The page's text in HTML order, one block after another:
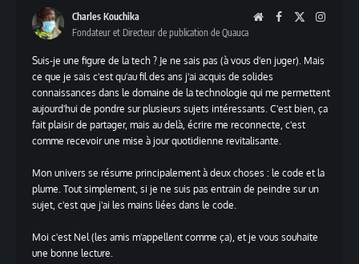
Charles Kouchika WebsiteFacebook
Fondateur et Directeur de publication de Quauca
Suis-je une figure de la tech ? Je ne sais pas (à vous d'en juger). Mais
ce que je sais c'est qu'au fil des ans j'ai acquis de solides
connaissances dans le domaine de la technologie qui me permettent
aujourd'hui de pondre sur plusieurs sujets intéressants. C'est bien, ça
fait plaisir de partager, mais au delà, écrire me reconnecte, c'est
comme recevoir une mise à jour quotidienne revitalisante.
Mon univers se résume principalement à deux choses : le code et la
plume. Tout simplement, si je ne suis pas entrain de peindre sur un
sujet, c'est que j'ai les mains liées dans le code.
Moi c'est Nel (les amis m'appellent comme ça), et je vous souhaite
une bonne lecture.